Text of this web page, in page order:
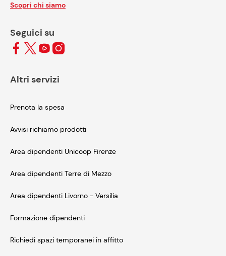
Scopri chi siamo
Seguici su
Altri servizi
Prenota la spesa
Avvisi richiamo prodotti
Area dipendenti Unicoop Firenze
Area dipendenti Terre di Mezzo
Area dipendenti Livorno - Versilia
Formazione dipendenti
Richiedi spazi temporanei in affitto